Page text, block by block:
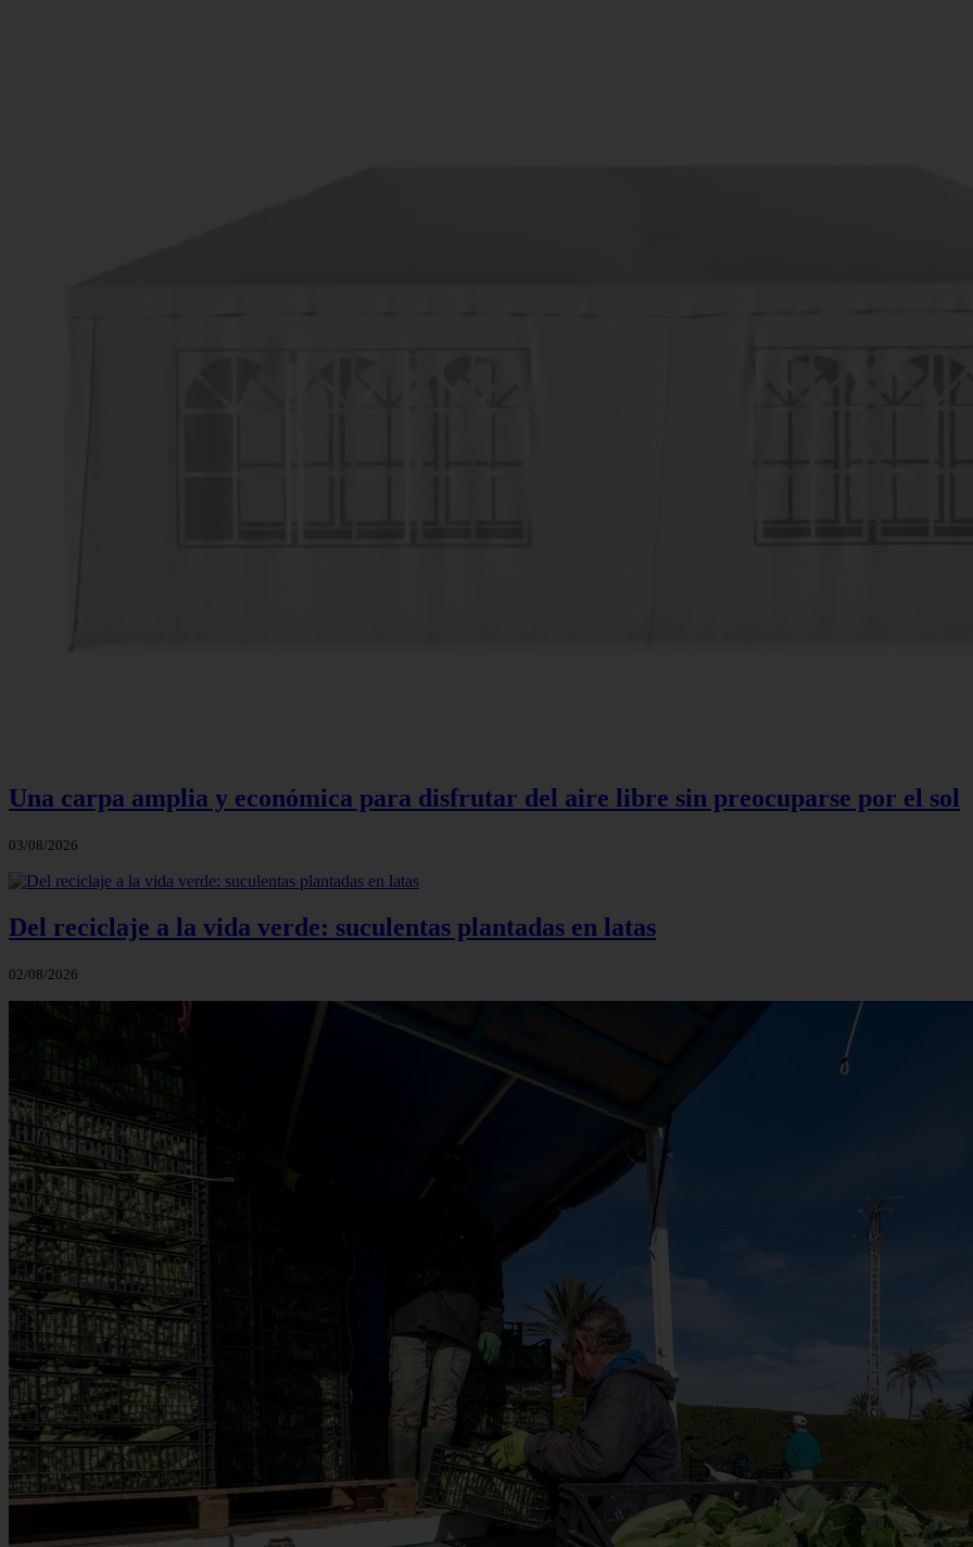
Una carpa amplia y económica para disfrutar del aire libre sin preocuparse por el sol
03/08/2026
Del reciclaje a la vida verde: suculentas plantadas en latas
02/08/2026